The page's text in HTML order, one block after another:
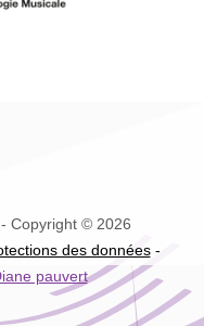
Copyright © 2026
des données-
pauvert